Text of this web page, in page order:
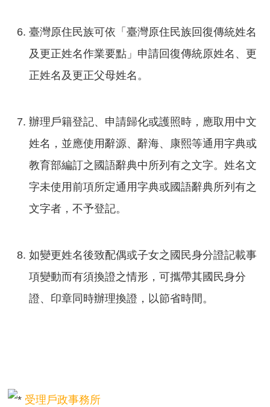
臺灣原住民族可依「臺灣原住民族回復傳統姓名
及更正姓名作業要點」申請回復傳統原姓名、更
正姓名及更正父母姓名。
辦理戶籍登記、申請歸化或護照時，應取用中文
姓名，並應使用辭源、辭海、康熙等通用字典或
教育部編訂之國語辭典中所列有之文字。姓名文
字未使用前項所定通用字典或國語辭典所列有之
文字者，不予登記。
如變更姓名後致配偶或子女之國民身分證記載事
項變動而有須換證之情形，可攜帶其國民身分
證、印章同時辦理換證，以節省時間。
受理戶政事務所